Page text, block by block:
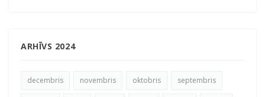
ARHĪVS 2024
decembris novembris oktobris septembris